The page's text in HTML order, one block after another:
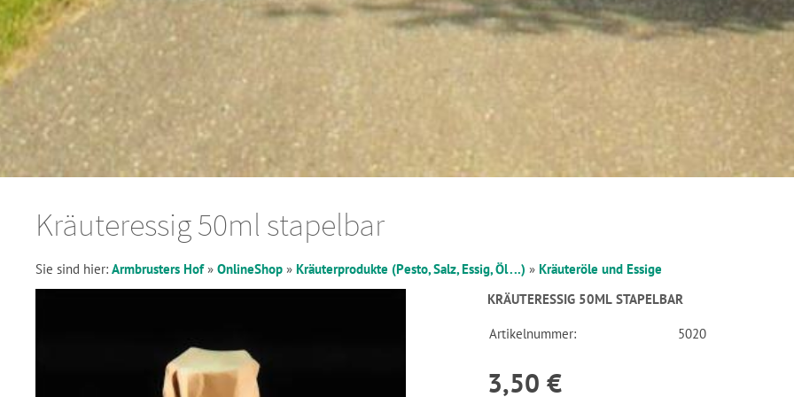
Kräuteressig 50ml stapelbar
Sie sind hier: Armbrusters Hof» OnlineShop » Kräuterprodukte (Pesto, Salz, Essig, Öl ...) » Kräuteröle und Essige
KRÄUTERESSIG 50ML STAPELBAR
Artikelnummer: 5020
3,50 €